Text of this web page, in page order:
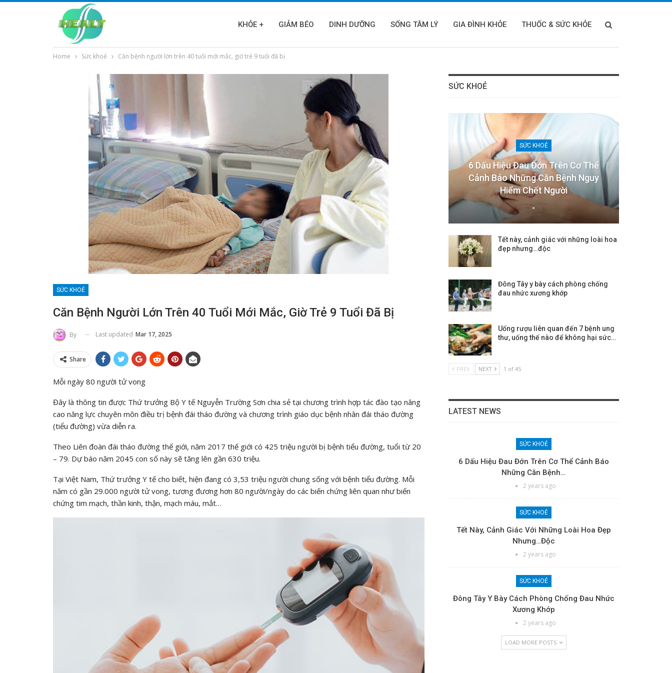
KHỎE + GIẢM BÉO DINH DƯỠNG SỐNG TÂM LÝ GIA ĐÌNH KHỎE THUỐC & SỨC KHỎE
Home Sức khoẻ Căn bệnh người lớn trên 40 tuổi mới mắc, giờ trẻ 9 tuổi đã bị
SỨC KHOẺ
Căn Bệnh Người Lớn Trên 40 Tuổi Mới Mắc, Giờ Trẻ 9 Tuổi Đã Bị
By Last updated Mar 17, 2025
Share
Mỗi ngày 80 người tử vong
Đây là thông tin được Thứ trưởng Bộ Y tế Nguyễn Trường Sơn chia sẻ tại chương trình hợp tác đào tạo nâng
cao năng lực chuyên môn điều trị bệnh đái tháo đường và chương trình giáo dục bệnh nhân đái tháo đường
(tiểu đường) vừa diễn ra.
Theo Liên đoàn đái tháo đường thế giới, năm 2017 thế giới có 425 triệu người bị bệnh tiểu đường, tuổi từ 20
– 79. Dự báo năm 2045 con số này sẽ tăng lên gần 630 triệu.
Tại Việt Nam, Thứ trưởng Y tế cho biết, hiện đang có 3,53 triệu người chung sống với bệnh tiểu đường. Mỗi
năm có gần 29.000 người tử vong, tương đương hơn 80 người/ngày do các biến chứng liên quan như biến
chứng tim mạch, thần kinh, thận, mạch máu, mắt…
SỨC KHOẺ
SỨC KHOẺ
6 Dấu Hiệu Đau Đớn Trên Cơ Thể
Cảnh Báo Những Căn Bệnh Nguy
Hiểm Chết Người
Tết này, cảnh giác với những loài hoa
đẹp nhưng…độc
Đông Tây y bày cách phòng chống
đau nhức xương khớp
Uống rượu liên quan đến 7 bệnh ung
thư, uống thế nào để không hại sức…
PREV NEXT 1 of 45
LATEST NEWS
SỨC KHOẺ
6 Dấu Hiệu Đau Đớn Trên Cơ Thể Cảnh Báo
Những Căn Bệnh…
2 years ago
SỨC KHOẺ
Tết Này, Cảnh Giác Với Những Loài Hoa Đẹp
Nhưng…độc
2 years ago
SỨC KHOẺ
Đông Tây Y Bày Cách Phòng Chống Đau Nhức
Xương Khớp
2 years ago
LOAD MORE POSTS